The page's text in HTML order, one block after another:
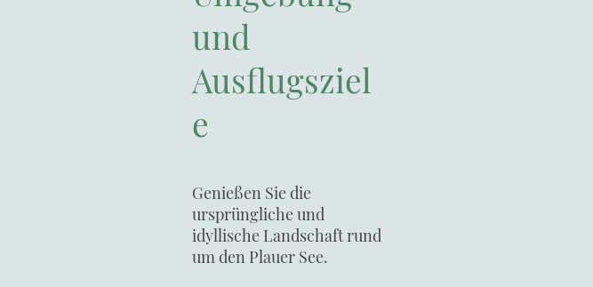
und
Ausflugsziel
e
Genießen Sie die
ursprüngliche und
idyllische Landschaft rund
um den Plauer See.